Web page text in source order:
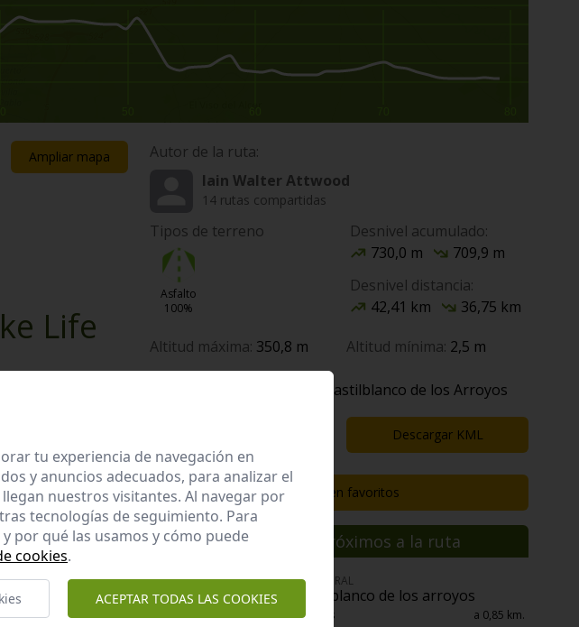
Ampliar mapa
Life
y comentario
Autor de la ruta:
Iain Walter Attwood
14 rutas compartidas
Tipos de terreno
Asfalto
100%
Desnivel acumulado:
730,0 m
709,9 m
Desnivel distancia:
42,41 km
36,75 km
Altitud máxima: 350,8 m Altitud mínima: 2,5 m
Castilblanco de los Arroyos
Descargar KML
Guardar en favoritos
Enclaves de interés próximos a la ruta
ENCLAVE DE INTERÉS CULTURAL
Cementerio de castilblanco de los arroyos
Castilblanco de los Arroyos a 0,85 km.
tu experiencia de navegación en
y anuncios adecuados, para analizar el
nuestros visitantes. Al navegar por
tecnologías de seguimiento. Para
por qué las usamos y cómo puede
cookies.
ACEPTAR TODAS LAS COOKIES